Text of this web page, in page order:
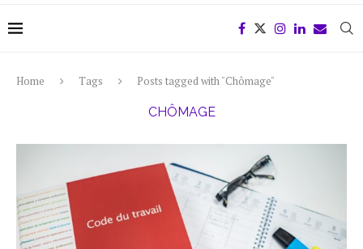
Home Tags Posts tagged with "Chômage"
CHÔMAGE